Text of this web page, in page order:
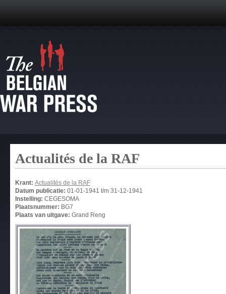
Actualités de la RAF
Krant: Actualités de la RAF
Datum publicatie: 01-01-1941 t/m 31-12-1941
Instelling: CEGESOMA
Plaatsnummer: BG7
Plaats van uitgave: Grand Reng